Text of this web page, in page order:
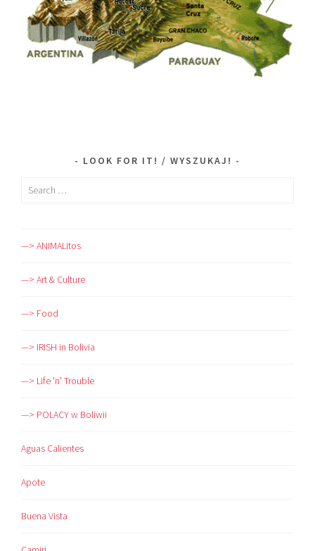
LOOK FOR IT! / WYSZUKAJ!
Search
—> ANIMALitos
—> Art & Culture
—> Food
—> IRISH in Bolivia
—> Life 'n' Trouble
—> POLACY w Boliwii
Aguas Calientes
Apote
Buena Vista